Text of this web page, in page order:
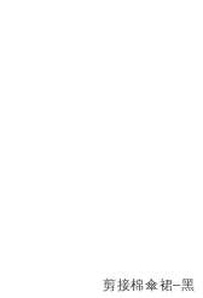
剪接棉傘裙–黑